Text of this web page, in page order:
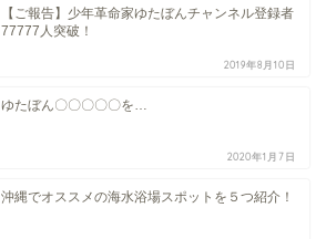
【ご報告】少年革命家ゆたぼんチャンネル登録者
77777人突破！
2019年8月10日
ゆたぼん〇〇〇〇〇を…
2020年1月7日
沖縄でオススメの海水浴場スポットを５つ紹介！